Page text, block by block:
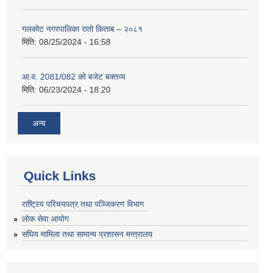
गलकोट नगरपालिका रातो किताब – २०८१
मिति: 08/25/2024 - 16:58
आ.व. 2081/082 को बजेट बक्तव्य
मिति: 06/23/2024 - 18:20
अन्य
Quick Links
राष्ट्रिय परिचयपत्र तथा पञ्जिकरण विभाग
लोक सेवा आयोग
संघिय मामिला तथा सामान्य प्रशासन मन्त्रालय